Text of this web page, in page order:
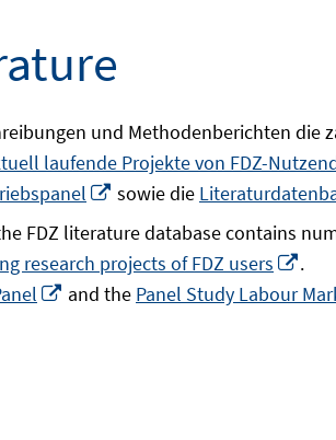
und Methodenberichten die
laufende Projekte von FDZ-
In
neuem
Fenster
öffnen
sowie die
FDZ literature database contains
research projects of FDZ users
In.
In
and the Panel Study Labour